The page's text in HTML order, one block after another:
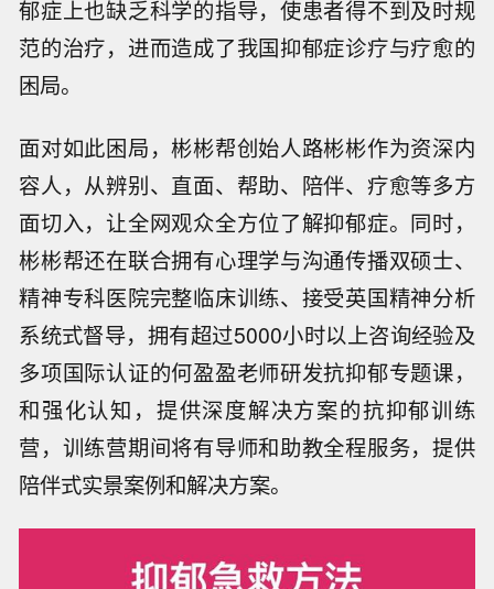
郁症上也缺乏科学的指导，使患者得不到及时规
范的治疗，进而造成了我国抑郁症诊疗与疗愈的
困局。
面对如此困局，彬彬帮创始人路彬彬作为资深内
容人，从辨别、直面、帮助、陪伴、疗愈等多方
面切入，让全网观众全方位了解抑郁症。同时，
彬彬帮还在联合拥有心理学与沟通传播双硕⼠、
精神专科医院完整临床训练、接受英国精神分析
系统式督导，拥有超过5000小时以上咨询经验及
多项国际认证的何盈盈老师研发抗抑郁专题课，
和强化认知，提供深度解决方案的抗抑郁训练
营，训练营期间将有导师和助教全程服务，提供
陪伴式实景案例和解决方案。